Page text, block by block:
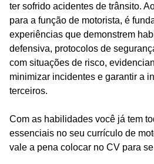
ter sofrido acidentes de trânsito.
para a função de motorista, é
experiências que demonstrem
defensiva, protocolos de
com situações de risco,
minimizar incidentes e garantir a
terceiros.
Com as habilidades você já tem
essenciais no seu currículo de
vale a pena colocar no CV para